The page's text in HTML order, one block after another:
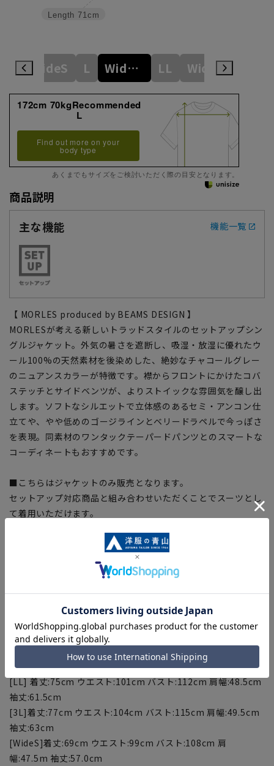
Length 71cm
M WideS L WideM LL WideL
172cm 70kgRecommended
L
Find out more on your
body type
あくまでもサイズをご検討いただく際の目安となります。
商品説明
主な機能
機能一覧
【 MORLES produced by BEAMS DESIGN 】
MORLESが考える新しいトラッドスタイルのセットアップシン
グルジャケット。外気の暑さを遮断し、吸湿・放湿に優れたウ
ール100%の天然素材を後染めした、絶妙なチャコールグレー
のニュアンスカラーが特徴です。襟からフロントにかけたコバ
ステッチとサイドベンツが、よりストイックな雰囲気を醸し出
します。ソフトなシルエットで立体感のあるセミ・アンコン仕
立てや、やや低めのゴージラインとベリードラペルで今っぽさ
を表現。同素材のワンタックテーパードパンツとのスマートな
コーディネートもおすすめです。
■こちらはジャケットのみ販売となります。
セットアップ対応商品と組み合わせいただくことでスーツとし
て着用いただけます。
※セットアップ対応商品は在庫切れの場合がございます。
[M]着丈:71cm ウエスト:95cm バスト:106cm 肩幅:46.5cm 袖
丈:58.5cm
[L]着丈:73cm ウエスト:98cm バスト:109cm 肩幅:47.5cm 袖
丈:60cm
[LL] 着丈:75cm ウエスト:101cm バスト:112cm 肩幅:48.5cm
袖丈:61.5cm
[3L]着丈:77cm ウエスト:104cm バスト:115cm 肩幅:49.5cm
袖丈:63cm
[WideS]着丈:69cm ウエスト:99cm バスト:108cm 肩
幅:47.5m 袖丈:57.0cm